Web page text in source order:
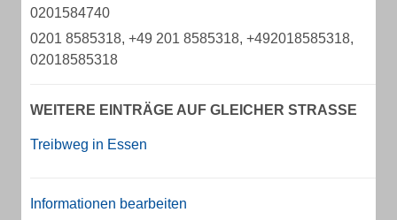
0201584740
0201 8585318, +49 201 8585318, +492018585318,
02018585318
WEITERE EINTRÄGE AUF GLEICHER STRASSE
Treibweg in Essen
Informationen bearbeiten